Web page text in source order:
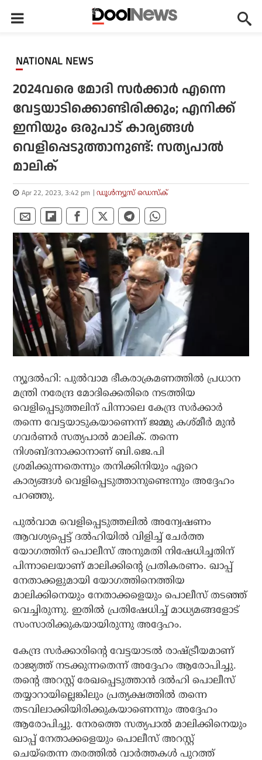
NATIONAL NEWS
2024വരെ മോദി സര്‍ക്കാര്‍ എന്നെ
വേട്ടയാടിക്കൊണ്ടിരിക്കും; എനിക്ക്
ഇനിയും ഒരുപാട് കാര്യങ്ങള്‍
വെളിപ്പെടുത്താനുണ്ട്: സത്യപാല്‍
മാലിക്
Apr 22, 2023, 3:42 pm ഡൂള്‍ന്യൂസ് ഡെസ്‌ക്
ന്യൂദല്‍ഹി: പുല്‍വാമ ഭീകരാക്രമണത്തില്‍ പ്രധാന
മന്ത്രി നരേന്ദ്ര മോദിക്കെതിരെ നടത്തിയ
വെളിപ്പെടുത്തലിന് പിന്നാലെ കേന്ദ്ര സര്‍ക്കാര്‍
തന്നെ വേട്ടയാടുകയാണെന്ന് ജമ്മു കശ്മീര്‍ മുന്‍
ഗവര്‍ണര്‍ സത്യപാല്‍ മാലിക്. തന്നെ
നിശബ്ദനാക്കാനാണ് ബി.ജെ.പി
ശ്രമിക്കുന്നതെന്നും തനിക്കിനിയും ഏറെ
കാര്യങ്ങള്‍ വെളിപ്പെടുത്താനുണ്ടെന്നും അദ്ദേഹം
പറഞ്ഞു.
പുല്‍വാമ വെളിപ്പെടുത്തലില്‍ അന്വേഷണം
ആവശ്യപ്പെട്ട് ദല്‍ഹിയില്‍ വിളിച്ച് ചേര്‍ത്ത
യോഗത്തിന് പൊലീസ് അനുമതി നിഷേധിച്ചതിന്
പിന്നാലെയാണ് മാലിക്കിന്റെ പ്രതികരണം. ഖാപ്പ്
നേതാക്കളുമായി യോഗത്തിനെത്തിയ
മാലിക്കിനെയും നേതാക്കളെയും പൊലീസ് തടഞ്ഞ്
വെച്ചിരുന്നു. ഇതില്‍ പ്രതിഷേധിച്ച് മാധ്യമങ്ങളോട്
സംസാരിക്കുകയായിരുന്നു അദ്ദേഹം.
കേന്ദ്ര സര്‍ക്കാരിന്റെ വേട്ടയാടല്‍ രാഷ്ട്രീയമാണ്
രാജ്യത്ത് നടക്കുന്നതെന്ന് അദ്ദേഹം ആരോപിച്ചു.
തന്റെ അറസ്റ്റ് രേഖപ്പെടുത്താന്‍ ദല്‍ഹി പൊലീസ്
തയ്യാറായില്ലെങ്കിലും പ്രത്യക്ഷത്തില്‍ തന്നെ
തടവിലാക്കിയിരിക്കുകയാണെന്നും അദ്ദേഹം
ആരോപിച്ചു. നേരത്തെ സത്യപാല്‍ മാലിക്കിനെയും
ഖാപ്പ് നേതാക്കളെയും പൊലീസ് അറസ്റ്റ്
ചെയ്‌തെന്ന തരത്തില്‍ വാര്‍ത്തകള്‍ പുറത്ത്